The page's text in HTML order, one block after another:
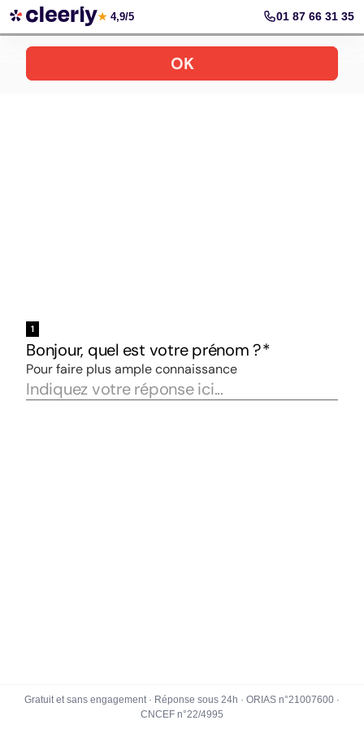
Votre simulation gratuite et personnalisée
★ 4,9/5 01 87 66 31 35
Gratuit et sans engagement · Réponse sous 24h · ORIAS n°21007600 ·
CNCEF n°22/4995